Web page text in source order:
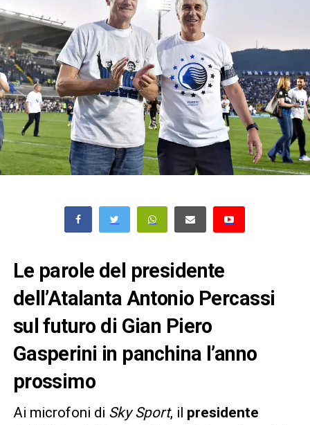
Le parole del presidente
dell’Atalanta Antonio Percassi
sul futuro di Gian Piero
Gasperini in panchina l’anno
prossimo
Ai microfoni di Sky Sport, il presidente